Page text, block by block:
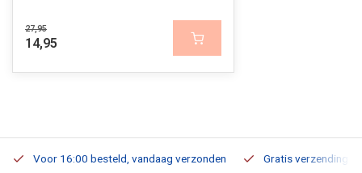
27,95
14,95
Voor 16:00 besteld, vandaag verzonden Gratis verzending